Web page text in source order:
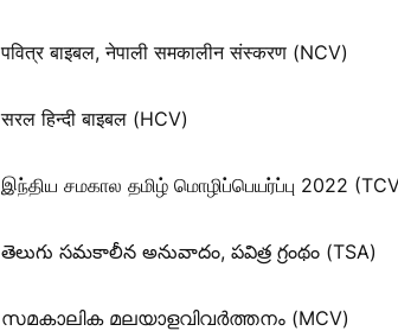
पवित्र बाइबल, नेपाली समकालीन संस्करण (NCV)
सरल हिन्दी बाइबल (HCV)
இந்திய சமகால தமிழ் மொழிப்பெயர்ப்பு 2022
తెలుగు సమకాలీన అనువాదం, పవిత్ర గ్రంథం (TSA)
സമകാലിക മലയാളവിവർത്തനം (MCV)